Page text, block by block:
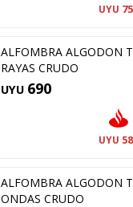
UYU
ALFOMBRA ALGODON
RAYAS CRUDO
UYU 690
UYU
ALFOMBRA ALGODON
ONDAS CRUDO